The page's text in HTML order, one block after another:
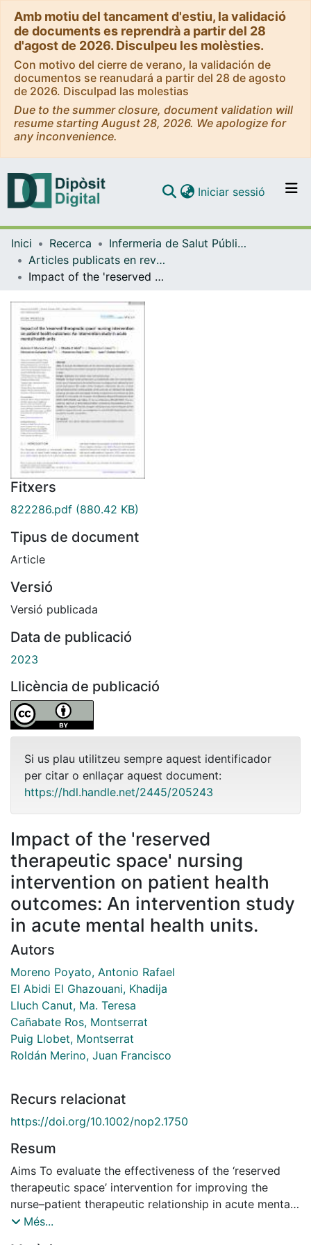
Amb motiu del tancament d'estiu, la validació
de documents es reprendrà a partir del 28
d'agost de 2026. Disculpeu les molèsties.
Con motivo del cierre de verano, la validación de
documentos se reanudará a partir del 28 de agosto
de 2026. Disculpad las molestias
Due to the summer closure, document validation will
resume starting August 28, 2026. We apologize for
any inconvenience.
Navega per tot el DD
Com publicar
Iniciar sessió (current)
Inici Recerca
Infermeria de Salut Pública, Salut Mental i Maternoinfantil
Articles publicats en revistes (Infermeria de Salut Pública, Salut mental i Maternoinfantil)
Impact of the 'reserved therapeutic space' nursing intervention on patient health outcomes: An intervention study in acute mental health units.
Fitxers
822286.pdf (880.42 KB)
Tipus de document
Article
Versió
Versió publicada
Data de publicació
2023
Llicència de publicació
Si us plau utilitzeu sempre aquest identificador
per citar o enllaçar aquest document:
https://hdl.handle.net/2445/205243
Impact of the 'reserved
therapeutic space' nursing
intervention on patient health
outcomes: An intervention study
in acute mental health units.
Autors
Moreno Poyato, Antonio Rafael
El Abidi El Ghazouani, Khadija
Lluch Canut, Ma. Teresa
Cañabate Ros, Montserrat
Puig Llobet, Montserrat
Roldán Merino, Juan Francisco
Recurs relacionat
https://doi.org/10.1002/nop2.1750
Resum
Aims To evaluate the effectiveness of the ‘reserved
therapeutic space’ intervention for improving the
nurse–patient therapeutic relationship in acute mental
health units in Spain. Design Multicentre intervention
Més...